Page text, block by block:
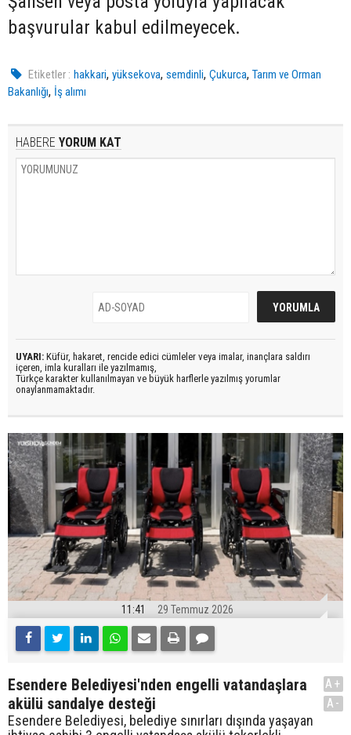
başvurular kabul edilmeyecek.
Etiketler : hakkari,yüksekova,semdinli,Çukurca,Tarım ve Orman
Bakanlığı, İş alımı
HABERE YORUM KAT
UYARI: Küfür, hakaret, rencide edici cümleler veya imalar, inançlara saldırı
içeren, imla kuralları ile yazılmamış,
Türkçe karakter kullanılmayan ve büyük harflerle yazılmış yorumlar
onaylanmamaktadır.
11:41 29 Temmuz 2026
Esendere Belediyesi'nden engelli vatandaşlara
akülü sandalye desteği
Esendere Belediyesi, belediye sınırları dışında yaşayan
A+
A-